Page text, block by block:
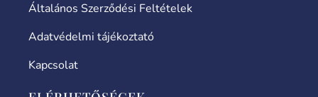
Általános Szerződési Feltételek
Adatvédelmi tájékoztató
Kapcsolat